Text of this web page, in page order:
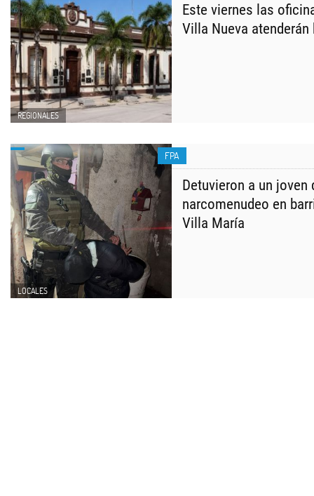
REGIONALES
Este viernes las
Villa Nueva
FPA
LOCALES
Detuvieron a un joven
narcomenudeo en
Villa María